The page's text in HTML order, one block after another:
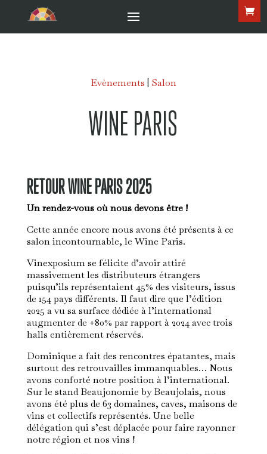
Evènements Salon
WINE PARIS
RETOUR WINE PARIS 2025
Un rendez-vous où nous devons être !
Cette année encore nous avons été présents à ce
salon incontournable, le Wine Paris.
Vinexposium se félicite d’avoir attiré
massivement les distributeurs étrangers
puisqu’ils représentaient 45% des visiteurs, issus
de 154 pays différents. Il faut dire que l’édition
2025 a vu sa surface dédiée à l’international
augmenter de +80% par rapport à 2024 avec trois
halls entièrement réservés.
Dominique a fait des rencontres épatantes, mais
surtout des retrouvailles immanquables… Nous
avons conforté notre position à l’international.
Sur le stand Beaujonomie by Beaujolais, nous
avons été plus de 63 domaines, caves, maisons de
vins et collectifs représentés. Une belle
délégation qui s’est déplacée pour faire rayonner
notre région et nos vins !